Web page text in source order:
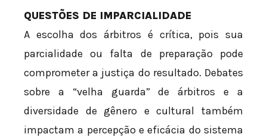
QUESTÕES DE IMPARCIALIDADE
A escolha dos árbitros é crítica, pois sua
parcialidade ou falta de preparação pode
comprometer a justiça do resultado. Debates
sobre a “velha guarda” de árbitros e a
diversidade de gênero e cultural também
impactam a percepção e eficácia do sistema